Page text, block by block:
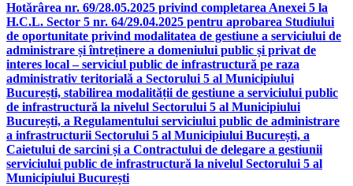
Hotărârea nr. 69/28.05.2025 privind completarea Anexei 5 la
H.C.L. Sector 5 nr. 64/29.04.2025 pentru aprobarea Studiului
de oportunitate privind modalitatea de gestiune a serviciului de
administrare și întreținere a domeniului public și privat de
interes local – serviciul public de infrastructură pe raza
administrativ teritorială a Sectorului 5 al Municipiului
București, stabilirea modalității de gestiune a serviciului public
de infrastructură la nivelul Sectorului 5 al Municipiului
București, a Regulamentului serviciului public de administrare
a infrastructurii Sectorului 5 al Municipiului București, a
Caietului de sarcini și a Contractului de delegare a gestiunii
serviciului public de infrastructură la nivelul Sectorului 5 al
Municipiului București